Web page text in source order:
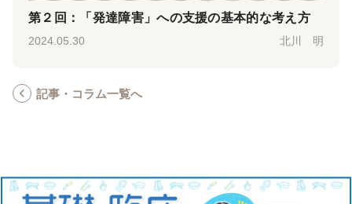
第２回：「発達障害」への支援の基本的な考え方
2024.05.30 北川 明
記事・コラム一覧へ